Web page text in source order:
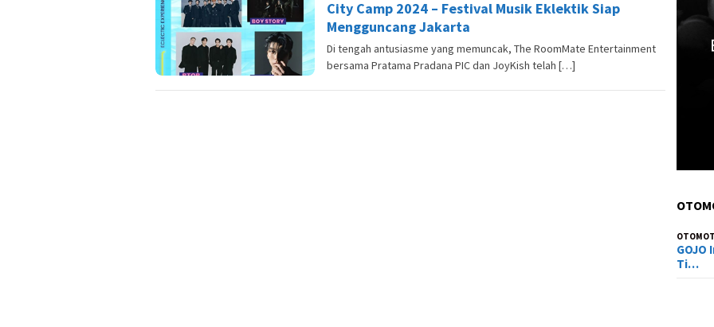
Skuter
City Camp 2024 – Festival Musik Eklektik Siap
Mengguncang Jakarta
Di tengah antusiasme yang memuncak, The RoomMate Entertainment
bersama Pratama Pradana PIC dan JoyKish telah […]
GOJO
Ti…